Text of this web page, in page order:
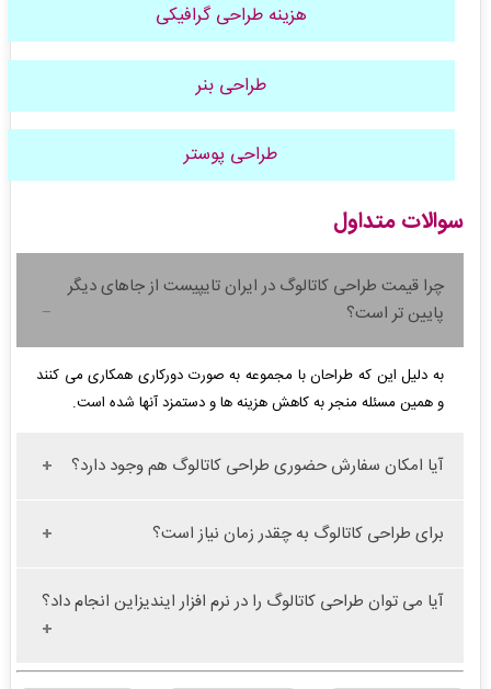
هزینه طراحی گرافیکی
طراحی بنر
طراحی پوستر
سوالات متداول
چرا قیمت طراحی کاتالوگ در ایران تایپیست از جاهای دیگر
پایین تر است؟
به دلیل این که طراحان با مجموعه به صورت دورکاری همکاری می کنند
و همین مسئله منجر به کاهش هزینه ها و دستمزد آنها شده است.
آیا امکان سفارش حضوری طراحی کاتالوگ هم وجود دارد؟
برای طراحی کاتالوگ به چقدر زمان نیاز است؟
آیا می توان طراحی کاتالوگ را در نرم افزار ایندیزاین انجام داد؟